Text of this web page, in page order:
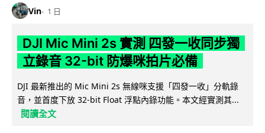
Vin 1 日
DJI Mic Mini 2s 實測 四發一收同步獨
立錄音 32-bit 防爆咪拍片必備
DJI 最新推出的 Mic Mini 2s 無線咪支援「四發一收」分軌錄
音，並首度下放 32-bit Float 浮點內錄功能。本文經實測其...
閱讀全文